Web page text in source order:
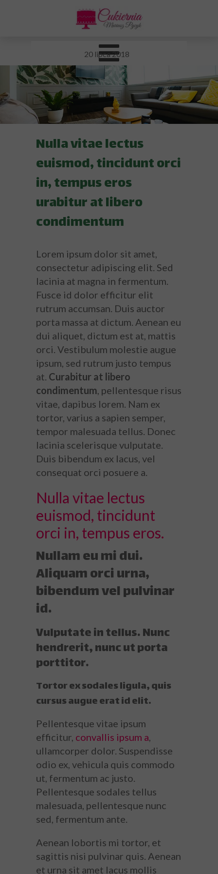
20 lipca 2018
Nulla vitae lectus
euismod, tincidunt orci
in, tempus eros
urabitur at libero
condimentum
Lorem ipsum dolor sit amet,
consectetur adipiscing elit. Sed
lacinia at magna in fermentum.
Fusce id dolor efficitur elit
rutrum accumsan. Duis auctor
porta massa at dictum. Aenean eu
dui aliquet, dictum est at, mattis
orci. Vestibulum molestie augue
ipsum, sed rutrum justo tempus
at. Curabitur at libero
condimentum, pellentesque risus
vitae, dapibus lorem. Nam ex
tortor, varius a sapien semper,
tempor malesuada tellus. Donec
lacinia scelerisque vulputate.
Duis bibendum ex lacus, vel
consequat orci posuere a.
Nulla vitae lectus
euismod, tincidunt
orci in, tempus eros.
Nullam eu mi dui.
Aliquam orci urna,
bibendum vel pulvinar
id.
Vulputate in tellus. Nunc
hendrerit, nunc ut porta
porttitor.
Tortor ex sodales ligula, quis
cursus augue erat id elit.
Pellentesque vitae ipsum
efficitur, convallis ipsum a,
ullamcorper dolor. Suspendisse
odio ex, vehicula quis commodo
ut, fermentum ac justo.
Pellentesque sodales tellus
malesuada, pellentesque nunc
sed, fermentum ante.
Aenean lobortis mi tortor, et
sagittis nisi pulvinar quis. Aenean
et urna sit amet lacus mollis